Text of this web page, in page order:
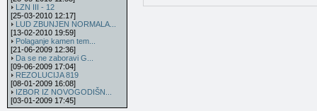
LZN III - 12
[25-03-2010 12:17]
LUD ZBUNJEN NORMALA...
[13-02-2010 19:59]
Polaganje kamen tem...
[21-06-2009 12:36]
Da se ne zaboravi G...
[09-06-2009 17:04]
REZOLUCIJA 819
[08-01-2009 16:08]
IZBOR IZ NOVOGODIŠN...
[03-01-2009 17:45]